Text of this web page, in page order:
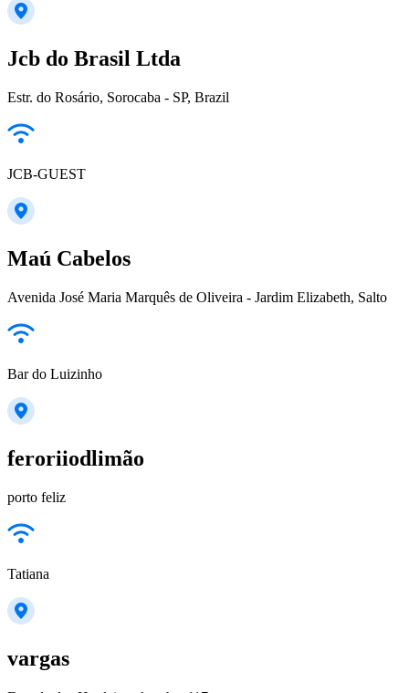
Jcb do Brasil Ltda
Estr. do Rosário, Sorocaba - SP, Brazil
JCB-GUEST
Maú Cabelos
Avenida José Maria Marquês de Oliveira - Jardim Elizabeth, Salto
Bar do Luizinho
feroriiodlimão
porto feliz
Tatiana
vargas